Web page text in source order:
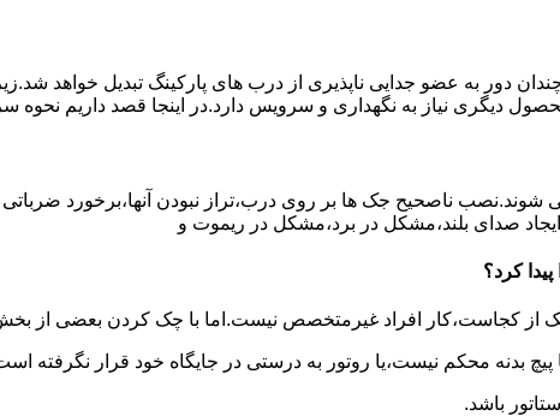
چندان دور به عضو جدایی ناپذیری از درب های پارکینگ تبدیل خواهد
دیگری نیاز به نگهداری و سرویس دارد.در اینجا قصد داریم
شوند.نصب ناصحیح جک ها بر روی درب،تراز نبودن آنها،برخورد
صدای بلند،مشکل در برد،مشکل در ریموت و
کرد؟
کجاست،کار افراد غیرمتخصص نیست.اما با چک کردن بعضی از بخش
پیچ بدنه محکم نیست،یا روتور به درستی در جایگاه خود قرار نگرفته
باشد.